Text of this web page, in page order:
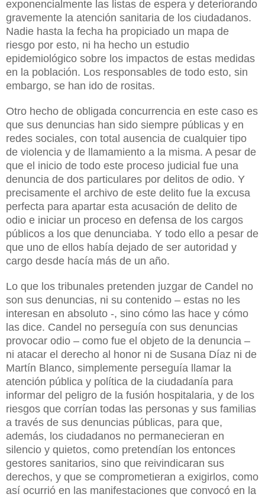
exponencialmente las listas de espera y deteriorando
gravemente la atención sanitaria de los ciudadanos.
Nadie hasta la fecha ha propiciado un mapa de
riesgo por esto, ni ha hecho un estudio
epidemiológico sobre los impactos de estas medidas
en la población. Los responsables de todo esto, sin
embargo, se han ido de rositas.
Otro hecho de obligada concurrencia en este caso es
que sus denuncias han sido siempre públicas y en
redes sociales, con total ausencia de cualquier tipo
de violencia y de llamamiento a la misma. A pesar de
que el inicio de todo este proceso judicial fue una
denuncia de dos particulares por delitos de odio. Y
precisamente el archivo de este delito fue la excusa
perfecta para apartar esta acusación de delito de
odio e iniciar un proceso en defensa de los cargos
públicos a los que denunciaba. Y todo ello a pesar de
que uno de ellos había dejado de ser autoridad y
cargo desde hacía más de un año.
Lo que los tribunales pretenden juzgar de Candel no
son sus denuncias, ni su contenido – estas no les
interesan en absoluto -, sino cómo las hace y cómo
las dice. Candel no perseguía con sus denuncias
provocar odio – como fue el objeto de la denuncia –
ni atacar el derecho al honor ni de Susana Díaz ni de
Martín Blanco, simplemente perseguía llamar la
atención pública y política de la ciudadanía para
informar del peligro de la fusión hospitalaria, y de los
riesgos que corrían todas las personas y sus familias
a través de sus denuncias públicas, para que,
además, los ciudadanos no permanecieran en
silencio y quietos, como pretendían los entonces
gestores sanitarios, sino que reivindicaran sus
derechos, y que se comprometieran a exigirlos, como
así ocurrió en las manifestaciones que convocó en la